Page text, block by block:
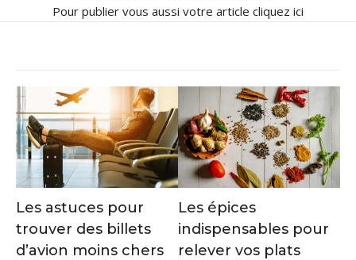
Pour publier vous aussi votre article cliquez ici
Les astuces pour
trouver des billets
d’avion moins chers
Les épices
indispensables pour
relever vos plats